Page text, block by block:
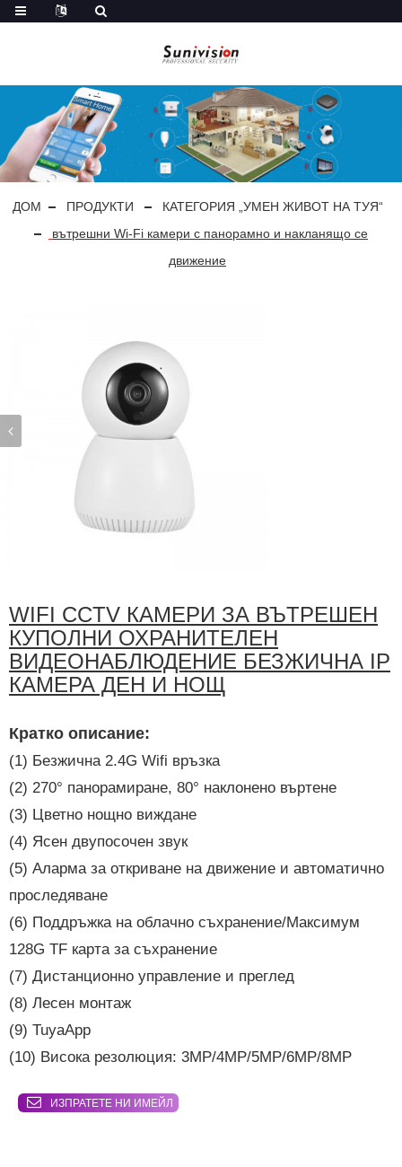
ДОМ ПРОДУКТИ
КАТЕГОРИЯ „УМЕН ЖИВОТ НА ТУЯ“
вътрешни Wi-Fi камери с панорамно и накланящо се
движение
WIFI CCTV КАМЕРИ ЗА ВЪТРЕШЕН
КУПОЛНИ ОХРАНИТЕЛЕН
ВИДЕОНАБЛЮДЕНИЕ БЕЗЖИЧНА IP
КАМЕРА ДЕН И НОЩ
Кратко описание:
(1) Безжична 2.4G Wifi връзка
(2) 270° панорамиране, 80° наклонено въртене
(3) Цветно нощно виждане
(4) Ясен двупосочен звук
(5) Аларма за откриване на движение и автоматично
проследяване
(6) Поддръжка на облачно съхранение/Максимум
128G TF карта за съхранение
(7) Дистанционно управление и преглед
(8) Лесен монтаж
(9) TuyaApp
(10) Висока резолюция: 3MP/4MP/5MP/6MP/8MP
ИЗПРАТЕТЕ НИ ИМЕЙЛ